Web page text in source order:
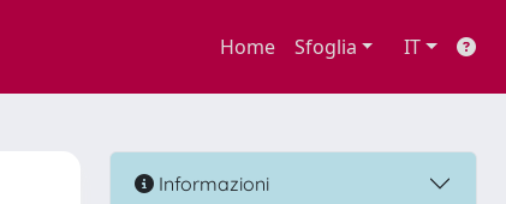
Home Sfoglia IT
Informazioni